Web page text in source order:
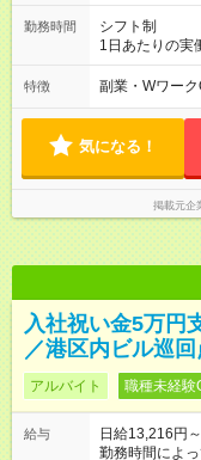
勤務時間
シフト制
1日あたりの
労働時間 170時間/月） 【シフト例】
間120分）
特徴 副業・Wワー
気になる！
掲載元企
入社祝い金5万円
／港区内ビル巡
アルバイト 職種未経験
給与
日給13,216円
勤務時間によ